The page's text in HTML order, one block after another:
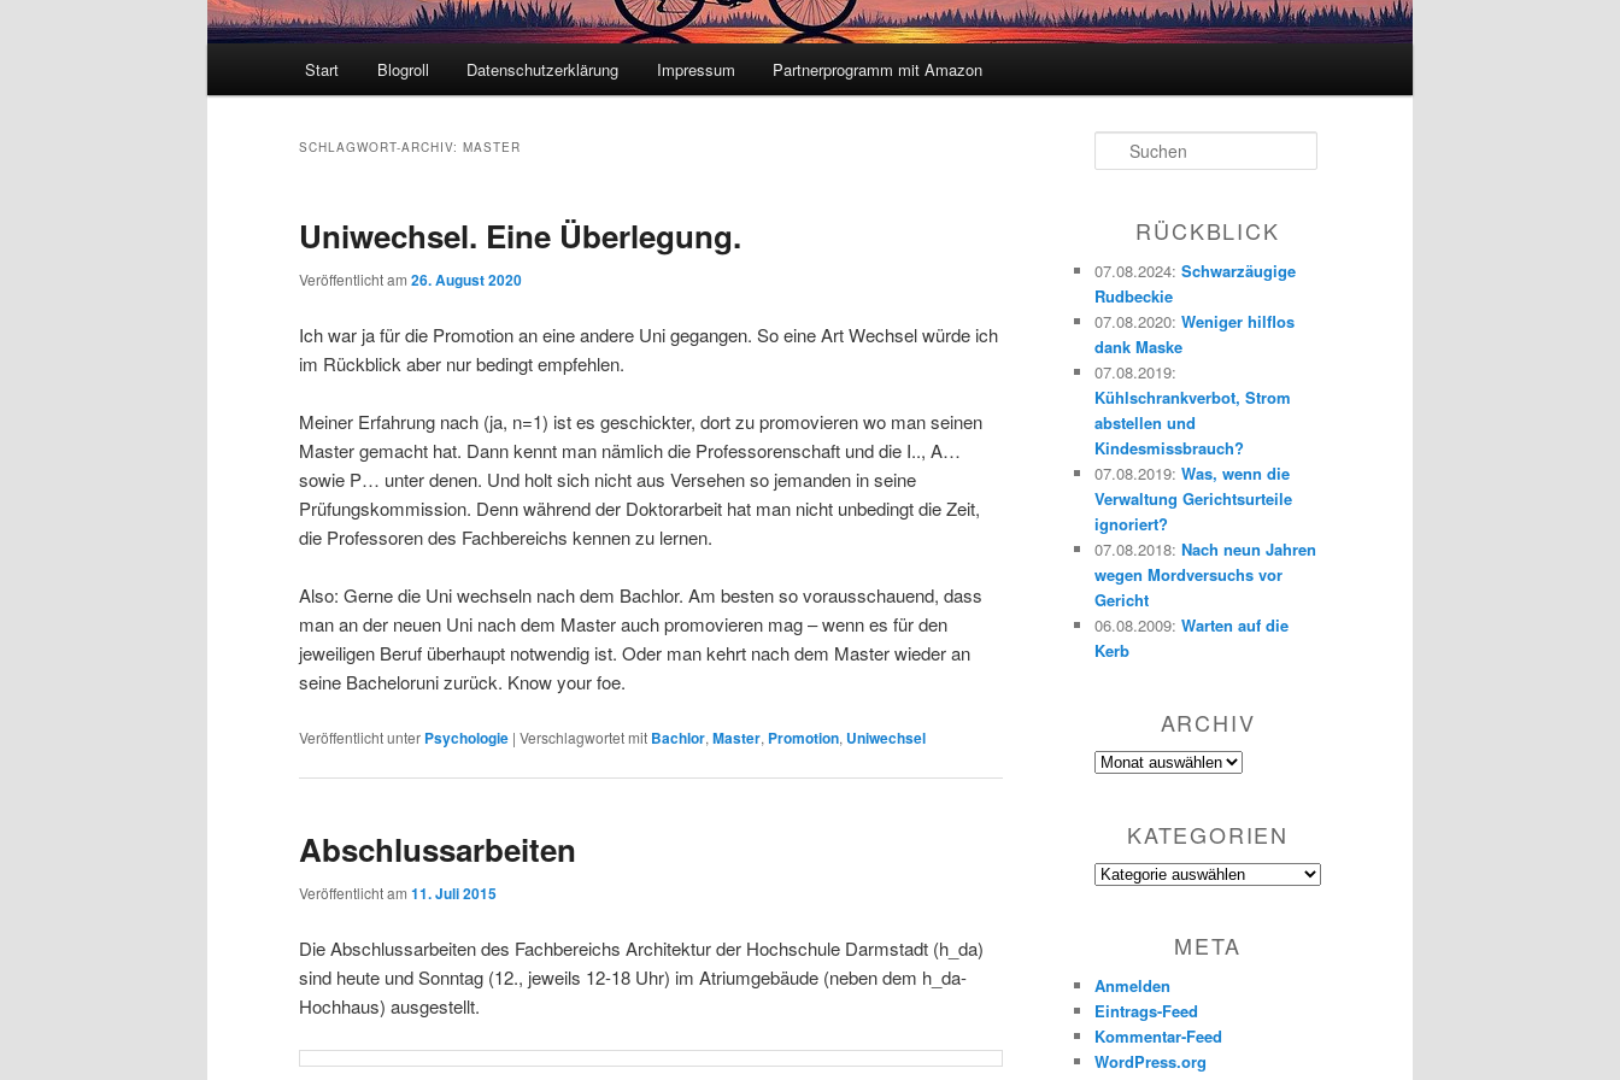
Start Blogroll Datenschutzerklärung Impressum Partnerprogramm mit Amazon
SCHLAGWORT-ARCHIV: MASTER
Uniwechsel. Eine Überlegung.
Veröffentlicht am 26. August 2020
Ich war ja für die Promotion an eine andere Uni gegangen. So eine Art Wechsel würde ich
im Rückblick aber nur bedingt empfehlen.
Meiner Erfahrung nach (ja, n=1) ist es geschickter, dort zu promovieren wo man seinen
Master gemacht hat. Dann kennt man nämlich die Professorenschaft und die I.., A…
sowie P… unter denen. Und holt sich nicht aus Versehen so jemanden in seine
Prüfungskommission. Denn während der Doktorarbeit hat man nicht unbedingt die Zeit,
die Professoren des Fachbereichs kennen zu lernen.
Also: Gerne die Uni wechseln nach dem Bachlor. Am besten so vorausschauend, dass
man an der neuen Uni nach dem Master auch promovieren mag – wenn es für den
jeweiligen Beruf überhaupt notwendig ist. Oder man kehrt nach dem Master wieder an
seine Bacheloruni zurück. Know your foe.
Veröffentlicht unter Psychologie | Verschlagwortet mit Bachlor, Master, Promotion, Uniwechsel
Abschlussarbeiten
Veröffentlicht am 11. Juli 2015
Die Abschlussarbeiten des Fachbereichs Architektur der Hochschule Darmstadt (h_da)
sind heute und Sonntag (12., jeweils 12-18 Uhr) im Atriumgebäude (neben dem h_da-
Hochhaus) ausgestellt.
u
RÜCKBLICK
07.08.2024: Schwarzäugige
Rudbeckie
07.08.2020: Weniger hilflos
dank Maske
07.08.2019:
Kühlschrankverbot, Strom
abstellen und
Kindesmissbrauch?
07.08.2019: Was, wenn die
Verwaltung Gerichtsurteile
ignoriert?
07.08.2018: Nach neun Jahren
wegen Mordversuchs vor
Gericht
06.08.2009: Warten auf die
Kerb
ARCHIV
Archiv
KATEGORIEN
Kategorien
META
Anmelden
Eintrags-Feed
Kommentar-Feed
WordPress.org